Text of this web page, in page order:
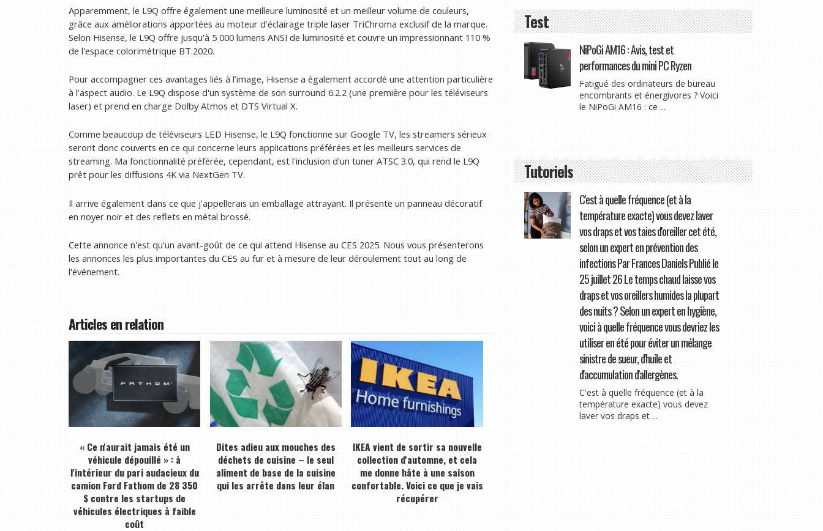
Apparemment, le L9Q offre également une meilleure luminosité et un meilleur volume de couleurs,
grâce aux améliorations apportées au moteur d'éclairage triple laser TriChroma exclusif de la marque.
Selon Hisense, le L9Q offre jusqu'à 5 000 lumens ANSI de luminosité et couvre un impressionnant 110 %
de l'espace colorimétrique BT.2020.
Pour accompagner ces avantages liés à l’image, Hisense a également accordé une attention particulière
à l’aspect audio. Le L9Q dispose d'un système de son surround 6.2.2 (une première pour les téléviseurs
laser) et prend en charge Dolby Atmos et DTS Virtual X.
Comme beaucoup de téléviseurs LED Hisense, le L9Q fonctionne sur Google TV, les streamers sérieux
seront donc couverts en ce qui concerne leurs applications préférées et les meilleurs services de
streaming. Ma fonctionnalité préférée, cependant, est l'inclusion d'un tuner ATSC 3.0, qui rend le L9Q
prêt pour les diffusions 4K via NextGen TV.
Il arrive également dans ce que j’appellerais un emballage attrayant. Il présente un panneau décoratif
en noyer noir et des reflets en métal brossé.
Cette annonce n'est qu'un avant-goût de ce qui attend Hisense au CES 2025. Nous vous présenterons
les annonces les plus importantes du CES au fur et à mesure de leur déroulement tout au long de
l'événement.
Articles en relation
« Ce n'aurait jamais été un
véhicule dépouillé » : à
l'intérieur du pari audacieux du
camion Ford Fathom de 28 350
$ contre les startups de
véhicules électriques à faible
coût
Dites adieu aux mouches des
déchets de cuisine – le seul
aliment de base de la cuisine
qui les arrête dans leur élan
IKEA vient de sortir sa nouvelle
collection d'automne, et cela
me donne hâte à une saison
confortable. Voici ce que je vais
récupérer
Test
NiPoGi AM16 : Avis, test et
performances du mini PC Ryzen
Fatigué des ordinateurs de bureau
encombrants et énergivores ? Voici
le NiPoGi AM16 : ce ...
Tutoriels
C'est à quelle fréquence (et à la
température exacte) vous devez laver
vos draps et vos taies d'oreiller cet été,
selon un expert en prévention des
infections Par Frances Daniels Publié le
25 juillet 26 Le temps chaud laisse vos
draps et vos oreillers humides la plupart
des nuits ? Selon un expert en hygiène,
voici à quelle fréquence vous devriez les
utiliser en été pour éviter un mélange
sinistre de sueur, d'huile et
d'accumulation d'allergènes.
C'est à quelle fréquence (et à la
température exacte) vous devez
laver vos draps et ...